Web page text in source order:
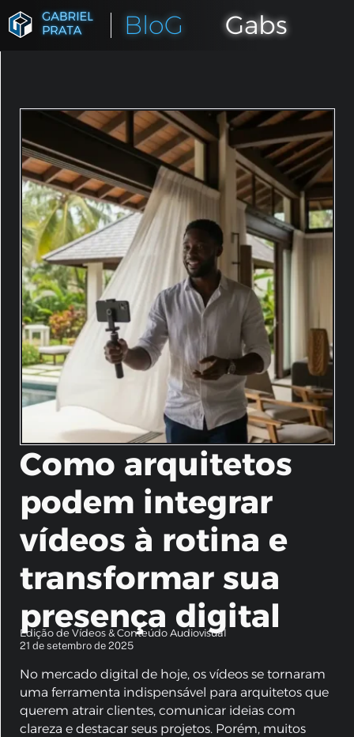
BloG Gabs
Edição de Vídeos & Conteúdo Audiovisual
21 de setembro de 2025
Como arquitetos
podem integrar
vídeos à rotina e
transformar sua
presença digital
No mercado digital de hoje, os vídeos se tornaram
uma ferramenta indispensável para arquitetos que
querem atrair clientes, comunicar ideias com
clareza e destacar seus projetos. Porém, muitos